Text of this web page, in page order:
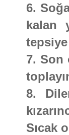
6.
kalan
7. Son
8.
Sıcak